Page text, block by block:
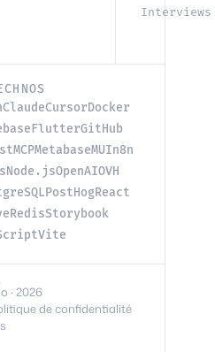
Interviews
ClaudeCursorDocker
FlutterGitHub
MCPMetabaseMUIn8n
Node.jsOpenAIOVH
PostHogReact
RedisStorybook
Vite
· 2026
de confidentialité